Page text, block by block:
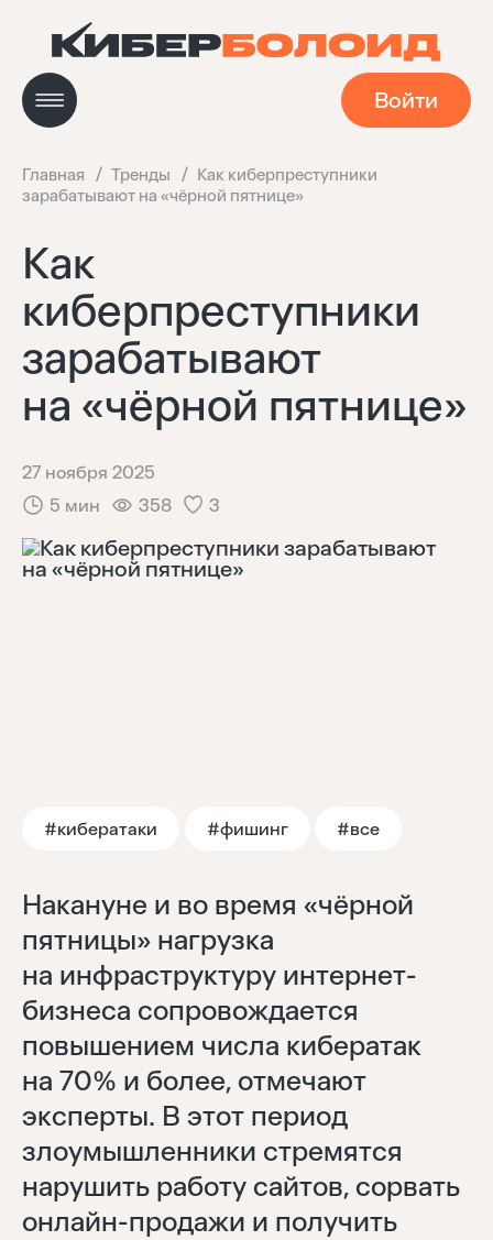
Войти
Кейсы
Мастерская
Главная Тренды
Как киберпреступники
зарабатывают на «чёрной пятнице»
Как
киберпреступники
зарабатывают
на «чёрной пятнице»
5 мин 358 3
27 ноября 2025
#кибератаки #фишинг #все
Накануне и во время «чёрной
пятницы» нагрузка
на инфраструктуру интернет-
бизнеса сопровождается
повышением числа кибератак
на 70% и более, отмечают
эксперты. В этот период
злоумышленники стремятся
нарушить работу сайтов, сорвать
онлайн-продажи и получить